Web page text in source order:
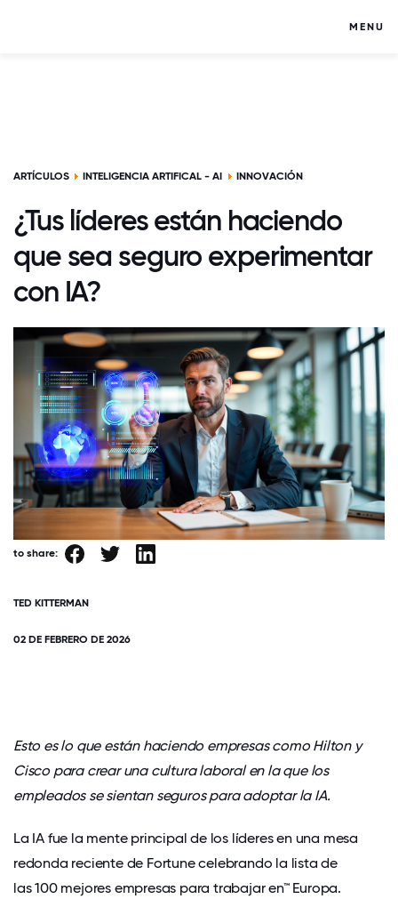
MENU
ARTÍCULOS INTELIGENCIA ARTIFICAL - AI INNOVACIÓN
¿Tus líderes están haciendo
que sea seguro experimentar
con IA?
to share:
TED KITTERMAN
02 DE FEBRERO DE 2026
Esto es lo que están haciendo empresas como Hilton y
Cisco para crear una cultura laboral en la que los
empleados se sientan seguros para adoptar la IA.
La IA fue la mente principal de los líderes en una mesa
redonda reciente de Fortune celebrando la lista de
las 100 mejores empresas para trabajar en™ Europa.